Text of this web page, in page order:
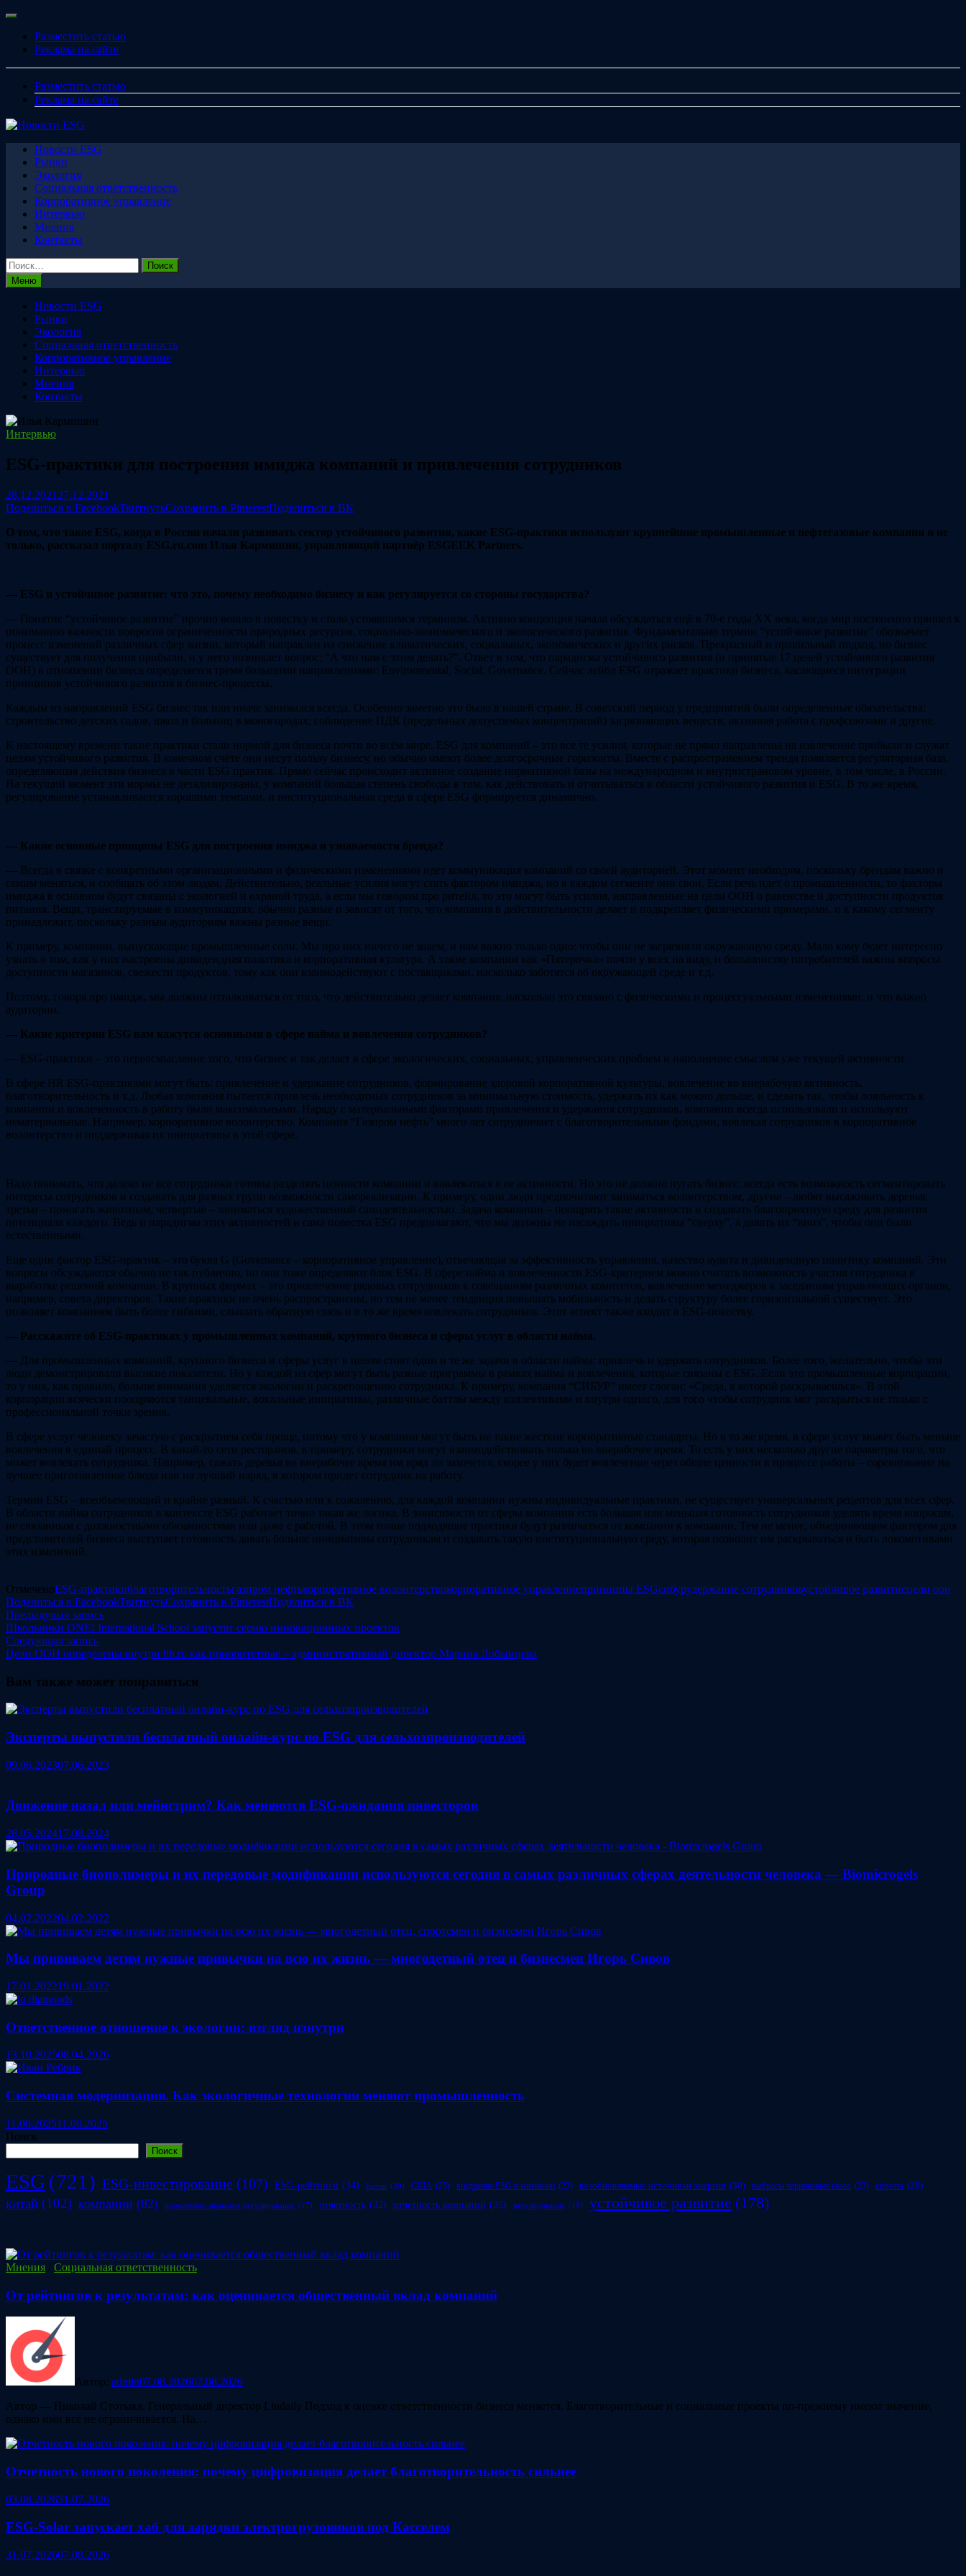
Перейти
содержимому
Меню
Разместить статью
Реклама на сайте
Разместить статью
Реклама на сайте
Новости ESG
Рынки
Экология
Социальная ответственность
Корпоративное управление
Интервью
Мнения
Контакты
Найти:
Меню
Новости ESG
Рынки
Экология
Социальная ответственность
Корпоративное управление
Интервью
Мнения
Контакты
Интервью
ESG-практики для построения имиджа компаний и привлечения сотрудников
28.12.2021 27.12.2021
Поделиться в FacebookТвитнутьСохранить в PinterestПоделиться в ВК
О том, что такое ESG, когда в России начали развивать сектор устойчивого развития, какие ESG-практики используют крупнейшие промышленные и нефтегазовые компании и не
только, рассказал порталу ESG.ru.com Илья Кармишин, управляющий партнёр ESGEEK Partners.
— ESG и устойчивое развитие: что это, почему необходимо бизнесу и как регулируется со стороны государства?
— Понятие “устойчивое развитие” прочно вошло в повестку и стало устоявшимся термином. Активно концепция начала обсуждаться ещё в 70-е годы XX века, когда мир постепенно пришел к
пониманию важности вопросов ограниченности природных ресурсов, социально-экономического и экологического развития. Фундаментально термин “устойчивое развитие” обозначает
процесс изменений различных сфер жизни, который направлен на снижение климатических, социальных, экономических и других рисков. Прекрасный и правильный подход, но бизнес
существует для получения прибыли, и у него возникает вопрос: “А что нам с этим делать?”. Ответ в том, что парадигма устойчивого развития (и принятые 17 целей устойчивого развития
ООН) в отношении бизнеса определяется тремя большими направлениями: Environmental, Social, Governance. Сейчас лейбл ESG отражает практики бизнеса, касающиеся интеграции
принципов устойчивого развития в бизнес-процессы.
Каждым из направлений ESG бизнес так или иначе занимался всегда. Особенно заметно это было в нашей стране. В советский период у предприятий были определенные обязательства:
строительство детских садов, школ и больниц в моногородах; соблюдение ПДК (предельных допустимых концентраций) загрязняющих веществ; активная работа с профсоюзами и другие.
К настоящему времени такие практики стали нормой для бизнеса почти во всём мире. ESG для компаний – это все те усилия, которые не прямо направлены на извлечение прибыли и служат
целям устойчивого развития. В конечном счёте они несут пользу бизнесу, но обычно имеют более долгосрочные горизонты. Вместе с распространением тренда появляется регуляторная база,
определяющая действия бизнеса в части ESG практик. Прямо сейчас происходит активное создание нормативной базы на международном и внутристрановом уровне, в том числе, в России.
На текущий момент эти нормы не детализированы, у компаний большая степень свободы в том, как действовать и отчитываться в области устойчивого развития и ESG. В то же время,
регулирование устанавливается хорошими темпами, и институциональная среда в сфере ESG формируется динамично.
— Какие основные принципы ESG для построения имиджа и узнаваемости бренда?
— Всегда в связке с конкретными организационными и физическими изменениями идет коммуникация компаний со своей аудиторией. Этот момент необходим, поскольку брендам важно и
самим меняться, и сообщать об этом людям. Действительно, реальные усилия могут стать фактором имиджа, но в каждом сегменте они свои. Если речь идет о промышленности, то факторы
имиджа в основном будут связаны с экологией и охраной труда, а если мы говорим про ритейл, то это могут быть усилия, направленные на цели ООН о равенстве и доступности продуктов
питания. Вещи, транслируемые в коммуникациях, обычно разные и зависят от того, что компания в действительности делает и подкрепляет физическими примерами, и к какому сегменту
принадлежит, поскольку разным аудиториям важны разные вещи.
К примеру, компании, выпускающие промышленные соли. Мы про них ничего не знаем, и нам важно только одно: чтобы они не загрязняли окружающую среду. Мало кому будет интересно
узнать о том, как у них настроены дивидендная политика и корпоративная культура. А такие компании как «Пятерочка» почти у всех на виду, и большинству потребителей важны вопросы
доступности магазинов, свежести продуктов, тому как они взаимодействуют с поставщиками, насколько заботятся об окружающей среде и т.д.
Поэтому, говоря про имидж, мы должны отталкиваться от того, что действительно делает компания, насколько это связано с физическими и процессуальными изменениями, и что важно
аудитории.
— Какие критерии ESG вам кажутся основными в сфере найма и вовлечения сотрудников?
— ESG-практики – это переосмысление того, что бизнес и так делает в сфере экологических, социальных, управленческих проблем и наполнение смыслом уже текущей активности.
В сфере HR ESG-практиками могут быть: привлечение и удержание сотрудников, формирование здоровой корпоративной культуры, вовлечение во внерабочую активность,
благотворительность и т.д. Любая компания пытается привлечь необходимых сотрудников за минимальную стоимость, удержать их как можно дольше, и сделать так, чтобы лояльность к
компании и вовлеченность в работу были максимальными. Наряду с материальными факторами привлечения и удержания сотрудников, компании всегда использовали и используют
нематериальные. Например, корпоративное волонтерство. Компания “Газпром нефть” много лет сотрудничает с благотворительными фондами, вовлекая сотрудников в корпоративное
волонтерство и поддерживая их инициативы в этой сфере.
Надо понимать, что далеко не все сотрудники готовы разделять ценности компании и вовлекаться в ее активности. Но это не должно пугать бизнес: всегда есть возможность сегментировать
интересы сотрудников и создавать для разных групп возможности самореализации. К примеру, одни люди предпочитают заниматься волонтерством, другие – любят высаживать деревья,
третьи – помогать животным, четвертые – заниматься художественной самодеятельностью. Задача компании – поощрять такие активности и создавать благоприятную среду для развития
потенциала каждого. Ведь и парадигма этих активностей и сама повестка ESG предполагают, что мы должны не насаждать инициативы “сверху”, а давать их “вниз”, чтобы они были
естественными.
Еще один фактор ESG-практик – это буква G (Governance – корпоративное управление), отвечающая за эффективность управления, качество аудита и дивидендную политику компаний. Эти
вопросы обсуждаются обычно не так публично, но они тоже определяют блок ESG. В сфере найма и вовлеченности ESG-критерием можно считать возможность участия сотрудника в
выработке решений компании. В крупных фирмах – это привлечение рядовых сотрудников к совещаниям различных комитетов, вовлечение менеджеров к заседаниям управляющих органов,
например, совета директоров. Такие практики не очень распространены, но тем не менее тенденция повышать мобильность и делать структуру более горизонтальной существует. Это
позволяет компаниям быть более гибкими, слышать обратную связь и в то же время вовлекать сотрудников. Этот аспект также входит в ESG-повестку.
— Расскажите об ESG-практиках у промышленных компаний, крупного бизнеса и сферы услуг в области найма.
— Для промышленных компаний, крупного бизнеса и сферы услуг в целом стоят одни и те же задачи в области найма: привлечь и удержать сотрудников. Более того, желательно, чтобы эти
люди демонстрировали высокие показатели. Но у каждой из сфер могут быть разные программы в рамках найма и вовлечения, которые связаны с ESG. Если это промышленные корпорации,
то у них, как правило, больше внимания уделяется экологии и раскрепощению сотрудника. К примеру, компания “СИБУР” имеет слоган: «Среда, в которой раскрываешься». В этой
корпорации всячески поощряются танцевальные, вокальные инициативы, различные баттлы между коллективами и внутри одного, для того чтобы сотрудник мог раскрыться не только с
профессиональной точки зрения.
В сфере услуг человеку зачастую с раскрытием себя проще, потому что у компании могут быть не такие жесткие корпоративные стандарты. Но в то же время, в сфере услуг может быть меньше
вовлечения в единый процесс. В какой-то сети ресторанов, к примеру, сотрудники могут взаимодействовать только во внерабочее время. То есть у них несколько другие параметры того, что
может вовлекать сотрудника. Например, сажать деревья во внерабочее время им вряд ли захочется, скорее у них будет вовлечение через общие ценности в процессе работы – соревнование на
лучшее приготовленное блюда или на лучший наряд, в котором придет сотрудник на работу.
Термин ESG – всеобъемлющий и крайне разный. К счастью или к сожалению, для каждой компании нужны индивидуальные практики, не существует универсальных рецептов для всех сфер.
В области найма сотрудников в контексте ESG работает точно такая же логика. В зависимости от сферы компании есть большая или меньшая готовность сотрудников уделять время вопросам,
не связанным с должностными обязанностями или даже с работой. В этом плане подходящие практики будут различаться от компании к компании. Тем не менее, объединяющим фактором для
представителей бизнеса выступает готовность давать больше инициативы сотрудникам и создавать такую институциональную среду, которая позволит им раскрываться и быть локомотивами
этих изменений.
ОтмеченоESG-практикиблаготворительностьгазпром нефтькорпоративное волонтерствокорпоративное управлениепринципы ESGсибурудержание сотрудниковустойчивое развитиецели оон
Поделиться в FacebookТвитнутьСохранить в PinterestПоделиться в ВК
Навигация
по
записям
Предыдущая записьПредыдущая
запись:
Школьники ONE! International School запустят серию инновационных проектов
Следующая записьСледующая
запись:
Цели ООН определены внутри hh.ru как приоритетные – административный директор Марина Лобынцева
Вам также может понравиться
Эксперты выпустили бесплатный онлайн-курс по ESG для сельхозпроизводителей
09.06.202307.06.2023
Движение назад или мейнстрим? Как меняются ESG-ожидания инвесторов
28.05.202417.08.2024
Природные биополимеры и их передовые модификации используются сегодня в самых различных сферах деятельности человека — Biomicrogels
Group
04.02.202204.02.2022
Мы прививаем детям нужные привычки на всю их жизнь — многодетный отец и бизнесмен Игорь Сивов
17.01.202219.01.2022
Ответственное отношение к экологии: взгляд изнутри
13.10.202508.04.2026
Системная модернизация. Как экологичные технологии меняют промышленность
11.06.202511.06.2025
Поиск
Поиск
ESG (721) ESG-инвестирование (107) ESG-рейтинги (34) Китай (20) США (25) внедрение ESG в компании (23) возобновляемые источники энергии (30) выбросы парниковых газов (23) европа (28)
китай (102) компании (82) нормативно-правовое регулирование (17) отчетность (32) отчетность компаний (35) регулирование (19) устойчивое развитие (178)
Мнения / Социальная ответственность
От рейтингов к результатам: как оценивается общественный вклад компаний
Автор: admin07.08.202607.08.2026
Автор — Николай Стотыка, Генеральный директор Lindaily Подход к оценке ответственности бизнеса меняется. Благотворительные и социальные проекты по-прежнему имеют значение,
однако ими все не ограничивается. На…
Отчетность нового поколения: почему цифровизация делает благотворительность сильнее
03.08.202631.07.2026
ESG‑Solar запускает хаб для зарядки электрогрузовиков под Касселем
31.07.202607.08.2026